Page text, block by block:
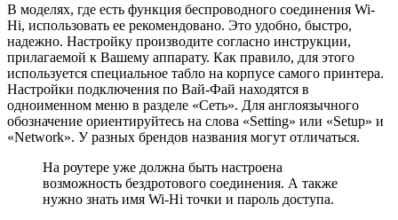
В моделях, где есть функция беспроводного соединения Wi-
Hi, использовать ее рекомендовано. Это удобно, быстро,
надежно. Настройку производите согласно инструкции,
прилагаемой к Вашему аппарату. Как правило, для этого
используется специальное табло на корпусе самого принтера.
Настройки подключения по Вай-Фай находятся в
одноименном меню в разделе «Сеть». Для англоязычного
обозначение ориентируйтесь на слова «Setting» или «Setup» и
«Network». У разных брендов названия могут отличаться.
На роутере уже должна быть настроена
возможность бездротового соединения. А также
нужно знать имя Wi-Hi точки и пароль доступа.